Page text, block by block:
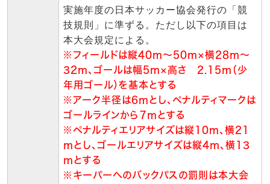
実施年度の日本サッカー協会発行の「競
技規則」に準ずる。ただし以下の項目は
本大会規定による。
※フィールドは縦40ｍ～50ｍ×横28ｍ～
32ｍ、ゴールは幅5ｍ×高さ 2.15ｍ（少
年用ゴール）を基本とする
※アーク半径は6ｍとし、ペナルティマークは
ゴールラインから７ｍとする
※ペナルティエリアサイズは縦10ｍ、横21
ｍとし、ゴールエリアサイズは縦4ｍ、横13
ｍとする
※キーパーへのバックパスの罰則は本大会